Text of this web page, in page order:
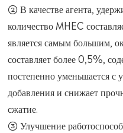
② В качестве агента,
количество MHEC
является самым большим,
составляет более 0,5%,
постепенно уменьшается с
добавления и снижает
сжатие.
③ Улучшение